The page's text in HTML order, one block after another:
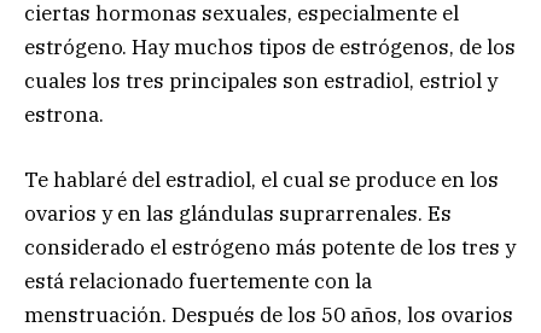
ciertas hormonas sexuales, especialmente el
estrógeno. Hay muchos tipos de estrógenos, de los
cuales los tres principales son estradiol, estriol y
estrona.
Te hablaré del estradiol, el cual se produce en los
ovarios y en las glándulas suprarrenales. Es
considerado el estrógeno más potente de los tres y
está relacionado fuertemente con la
menstruación. Después de los 50 años, los ovarios